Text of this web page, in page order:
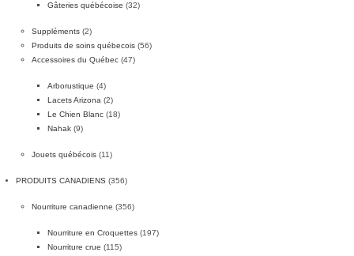
Gâteries québécoise (32)
Suppléments (2)
Produits de soins québecois (56)
Accessoires du Québec (47)
Arborustique (4)
Lacets Arizona (2)
Le Chien Blanc (18)
Nahak (9)
Jouets québécois (11)
PRODUITS CANADIENS (356)
Nourriture canadienne (356)
Nourriture en Croquettes (197)
Nourriture crue (115)